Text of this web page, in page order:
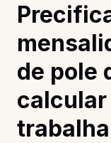
de pole
calcular